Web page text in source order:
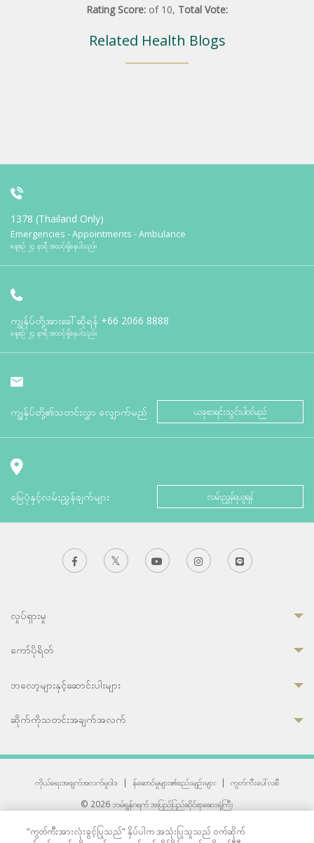
Rating Score: of 10, Total Vote:
Related Health Blogs
1378 (Thailand Only)
Emergencies - Appointments - Ambulance
နေ့စဉ် ၂၄ နာရီ အသင့်ရှိနေပါသည်။
ကျွန်ုပ်တို့အားခေါ်ဆိုရန် +66 2066 8888
နေ့စဉ် ၂၄ နာရီ အသင့်ရှိနေပါသည်။
ကျွန်ုပ်တို့၏သတင်းလွှာ လျှောက်မည် ယခုစာရင်းသွင်းပါဝင်မည်
မြေပုံနှင့်လမ်းညွှန်ချက်များ လမ်းညွှန်ရယူရန်
လှုပ်ရှားမှု
ကော်ပိုရိတ်
ဘလော့များနှင့်ဆောင်းပါးများ
ဆိုက်ကိုသတင်းအချက်အလက်
ကိုယ်ရေးအချက်အလက်မူဝါဒ | န်ဆောင်မှုများ၏စည်းမျဉ်းများ |
ကွတ်ကီးပေါ်လစီ
© 2026 ဘမ်ရွန်ဂရက် အပြည်ပြည်ဆိုင်ရာဆေးရုံကြီး
“ကွတ်ကီးအားလုံးခွင့်ပြုသည်” နှိပ်ပါက အသုံးပြုသူသည် ဝက်ဆိုက်